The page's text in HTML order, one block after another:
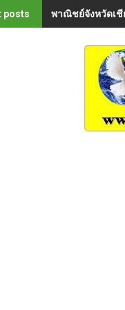
posts พาณิชย์จังหวัดเชี